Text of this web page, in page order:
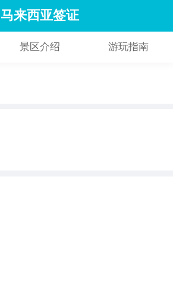
马来西亚签证
景区介绍 游玩指南